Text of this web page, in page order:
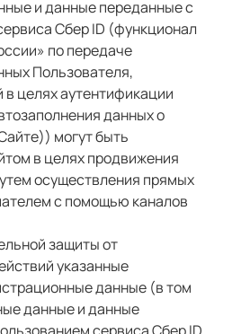
и данные переданные с
Сбер ID (функционал
по передаче
Пользователя,
целях аутентификации
данных о
могут быть
в целях продвижения
осуществления прямых
с помощью каналов
защиты от
указанные
данные (в том
данные и данные